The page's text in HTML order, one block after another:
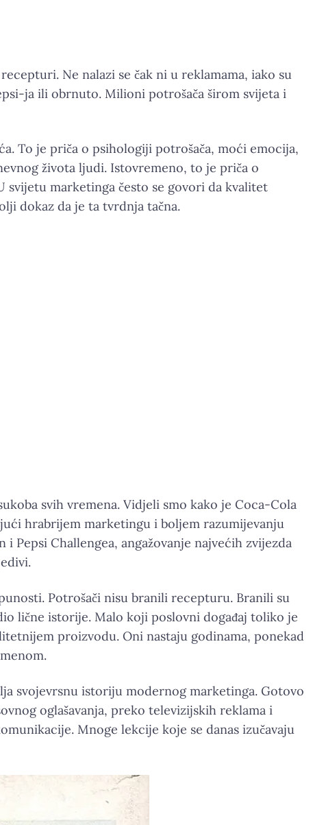
Ne nalazi se čak ni u reklamama, iako su
ja ili obrnuto. Milioni potrošača širom svijeta i
To je priča o psihologiji potrošača, moći emocija,
života ljudi. Istovremeno, to je priča o
marketinga često se govori da kvalitet
dokaz da je ta tvrdnja tačna.
svih vremena. Vidjeli smo kako je Coca-Cola
hrabrijem marketingu i boljem razumijevanju
Challengea, angažovanje najvećih zvijezda
Potrošači nisu branili recepturu. Branili su
lične istorije. Malo koji poslovni događaj toliko je
proizvodu. Oni nastaju godinama, ponekad
svojevrsnu istoriju modernog marketinga. Gotovo
oglašavanja, preko televizijskih reklama i
Mnoge lekcije koje se danas izučavaju